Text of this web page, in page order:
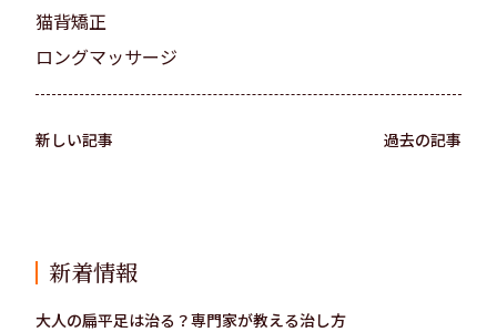
猫背矯正
ロングマッサージ
新しい記事 過去の記事
新着情報
大人の扁平足は治る？専門家が教える治し方